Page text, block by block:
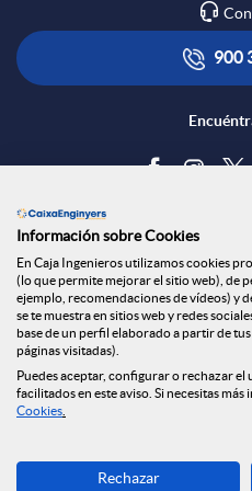
e
e
s
S
o
l
a
c
i
o
t
s
a
l
a
900
Tablón de
Política
Aviso
Canal
Información sobre Cookies
En Caja Ingenieros utilizamos cookies
(lo que permite mejorar el sitio web), de
ejemplo, recomendaciones de vídeos) y
se te muestra en sitios web y redes
base de un perfil elaborado a partir de
páginas visitadas).
Puedes aceptar, configurar o rechazar
facilitados en este aviso. Si necesitas
Cookies
Rechazar